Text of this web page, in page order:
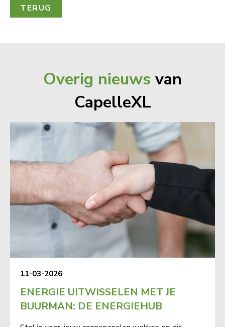
TERUG
Overig nieuws van
CapelleXL
11-03-2026
ENERGIE UITWISSELEN MET JE
BUURMAN: DE ENERGIEHUB